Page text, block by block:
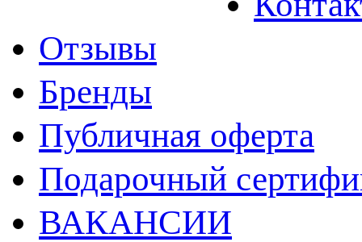
Отзывы
Бренды
Публичная оферта
Подарочный
ВАКАНСИИ